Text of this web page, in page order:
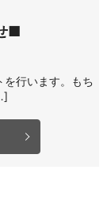
■
を行います。もち